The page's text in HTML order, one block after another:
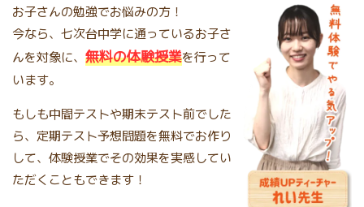
お子さんの勉強でお悩みの方！
今なら、七次台中学に通っているお子さ
んを対象に、 無料の体験授業を行って
います。
もしも中間テストや期末テスト前でした
ら、定期テスト予想問題を無料でお作り
して、体験授業でその効果を実感してい
ただくこともできます！